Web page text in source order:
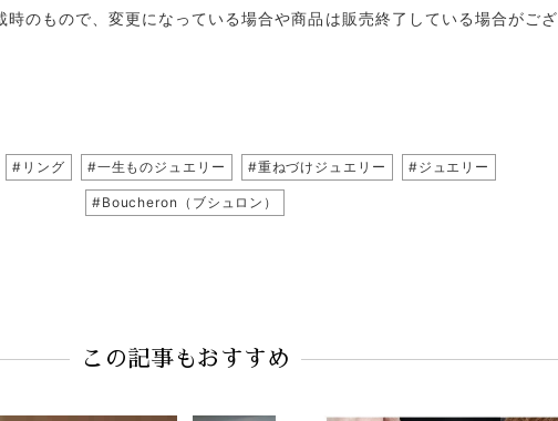
時のもので、変更になっている場合や商品は販売終了している場合がござ
#リング #一生ものジュエリー #重ねづけジュエリー #ジュエリー
#Boucheron（ブシュロン）
この記事もおすすめ